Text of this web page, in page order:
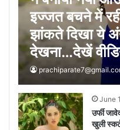
इज्जत बचने में
झांकते दिखा ये
देखना…देखें
June
उर्फी
खुली